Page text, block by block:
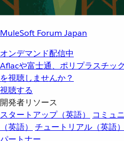
MuleSoft Forum Japan
オンデマンド配信中
Aflacや富士通、ポリプラスチッ
を視聴しませんか？
視聴する
開発者リソース
スタートアップ（英語）
コミュ
（英語）
チュートリアル（英語）